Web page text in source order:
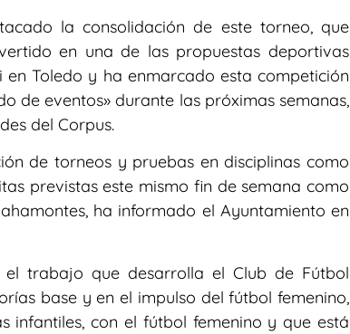
la consolidación de este torneo, que
en una de las propuestas deportivas
Toledo y ha enmarcado esta competición
de eventos» durante las próximas semanas,
del Corpus.
de torneos y pruebas en disciplinas como
previstas este mismo fin de semana como
ha informado el Ayuntamiento en
trabajo que desarrolla el Club de Fútbol
base y en el impulso del fútbol femenino,
infantiles, con el fútbol femenino y que está